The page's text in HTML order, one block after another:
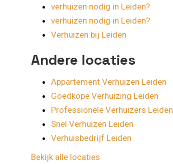
verhuizen nodig in Leiden?
verhuizen nodig in Leiden?
Verhuizen bij Leiden
Andere locaties
Appartement Verhuizen Leiden
Goedkope Verhuizing Leiden
Professionele Verhuizers Leiden
Snel Verhuizen Leiden
Verhuisbedrijf Leiden
Bekijk alle locaties